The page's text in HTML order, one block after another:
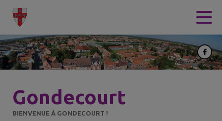
Contenu
Gondecourt
BIENVENUE À GONDECOURT !